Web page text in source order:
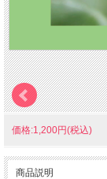
価格:1,200円(税込)
商品説明